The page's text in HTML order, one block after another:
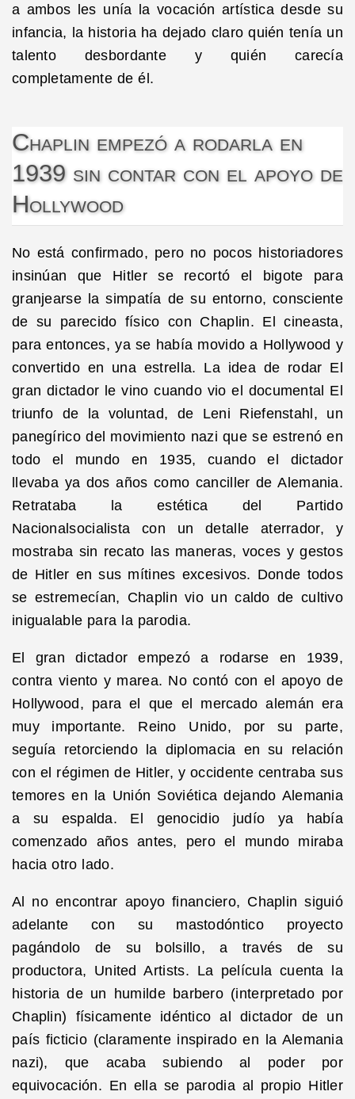
a ambos les unía la vocación artística desde su
infancia, la historia ha dejado claro quién tenía un
talento desbordante y quién carecía
completamente de él.
Chaplin empezó a rodarla en
1939 sin contar con el apoyo de
Hollywood
No está confirmado, pero no pocos historiadores
insinúan que Hitler se recortó el bigote para
granjearse la simpatía de su entorno, consciente
de su parecido físico con Chaplin. El cineasta,
para entonces, ya se había movido a Hollywood y
convertido en una estrella. La idea de rodar El
gran dictador le vino cuando vio el documental El
triunfo de la voluntad, de Leni Riefenstahl, un
panegírico del movimiento nazi que se estrenó en
todo el mundo en 1935, cuando el dictador
llevaba ya dos años como canciller de Alemania.
Retrataba la estética del Partido
Nacionalsocialista con un detalle aterrador, y
mostraba sin recato las maneras, voces y gestos
de Hitler en sus mítines excesivos. Donde todos
se estremecían, Chaplin vio un caldo de cultivo
inigualable para la parodia.
El gran dictador empezó a rodarse en 1939,
contra viento y marea. No contó con el apoyo de
Hollywood, para el que el mercado alemán era
muy importante. Reino Unido, por su parte,
seguía retorciendo la diplomacia en su relación
con el régimen de Hitler, y occidente centraba sus
temores en la Unión Soviética dejando Alemania
a su espalda. El genocidio judío ya había
comenzado años antes, pero el mundo miraba
hacia otro lado.
Al no encontrar apoyo financiero, Chaplin siguió
adelante con su mastodóntico proyecto
pagándolo de su bolsillo, a través de su
productora, United Artists. La película cuenta la
historia de un humilde barbero (interpretado por
Chaplin) físicamente idéntico al dictador de un
país ficticio (claramente inspirado en la Alemania
nazi), que acaba subiendo al poder por
equivocación. En ella se parodia al propio Hitler